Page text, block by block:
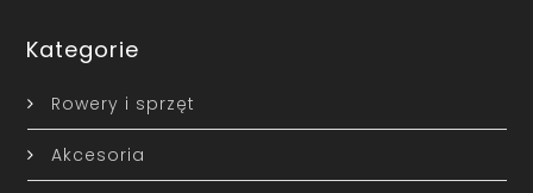
Kategorie
Rowery i sprzęt
Akcesoria